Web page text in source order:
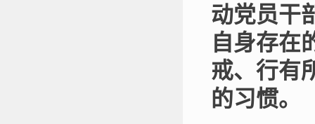
动党员干
自身存在
戒、行有
的习惯。